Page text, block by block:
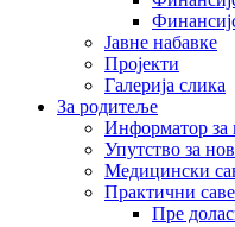
Јавне набавке
Пројекти
Галерија слика
За родитеље
Информатор за
Упутство за
Медицински
Практични
Пре